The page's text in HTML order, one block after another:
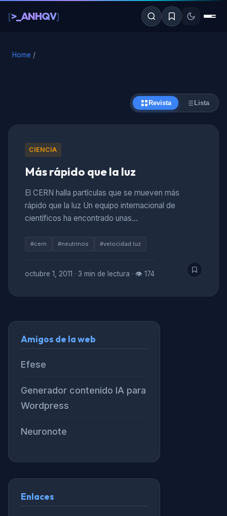
contenido
[>_ANHQV]
Home /
Revista Lista
CIENCIA
Más rápido que la luz
El CERN halla partículas que se mueven más
rápido que la luz Un equipo internacional de
científicos ha encontrado unas…
#cern #neutrinos #velocidad luz
octubre 1, 2011 · 3 min de lectura · 👁 174
Amigos de la web
Efese
Generador contenido IA para
Wordpress
Neuronote
Enlaces